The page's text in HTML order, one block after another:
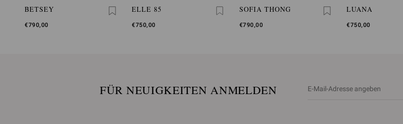
BETSEY
€790,00
ELLE 85
€750,00
SOFIA THONG
€790,00
LUANA
€750,00
FÜR NEUIGKEITEN ANMELDEN